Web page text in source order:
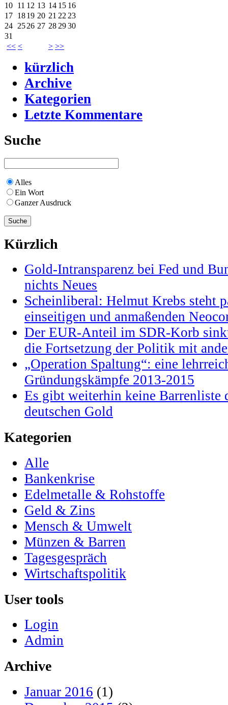
<< < > >>
10 11 12 13 14 15 16
17 1819 20 21 22 23
24 2526 27 28 2930
31
kürzlich
Archive
Kategorien
Letzte Kommentare
Suche
Alles
Ein Wort
Ganzer Ausdruck
Kürzlich
Gold-Intransparenz bei Fed und
nichts Neues
Scheinliberal: Helmut Krebs steht
einseitigen und anmaßenden
Der EUR-Anteil im SDR-Korb
die Fortsetzung der Politik mit
„Operation Spaltung“: eine
Gründungskämpfe 2013-2015
Es gibt weiterhin keine Barrenliste
deutschen Gold
Kategorien
Alle
Bankenkrise
Edelmetalle & Rohstoffe
Geld & Zins
Mensch & Umwelt
Münzen & Barren
Tagesgespräch
Wirtschaftspolitik
User tools
Login
Admin
Archive
Januar 2016 (1)